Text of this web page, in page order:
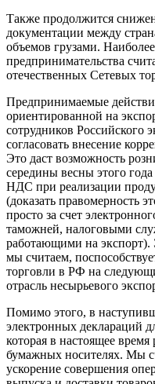
Также продолжится
документации между
объемов грузами.
предпринимательства
отечественных Сетевых
Предпринимаемые
ориентированной на
сотрудников Российского
согласовать внесение
Это даст возможность
середины весны этого
НДС при реализации
(доказать правомерность
просто за счет
таможней, налоговыми
работающими на
мы считаем,
торговли в РФ на
отрасль несырьевого
Помимо этого, в
электронных деклараций
которая в настоящее время
бумажных носителях. Мы
ускорение совершения